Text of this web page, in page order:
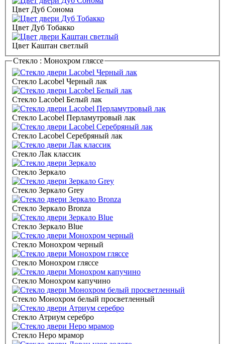
Цвет Дуб Сонома
Цвет Дуб Тобакко
Цвет Каштан светлый
Стекло : Монохром гляссе
Стекло Lacobel Черный лак
Стекло Lacobel Белый лак
Стекло Lacobel Перламутровый лак
Стекло Lacobel Серебряный лак
Стекло Лак классик
Стекло Зеркало
Стекло Зеркало Grey
Стекло Зеркало Bronza
Стекло Зеркало Blue
Стекло Монохром черный
Стекло Монохром гляссе
Стекло Монохром капучино
Стекло Монохром белый просветленный
Стекло Атриум серебро
Стекло Неро мрамор